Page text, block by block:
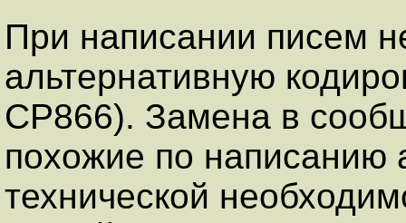
При написании писем
альтернативную
CP866). Замена в
похожие по написанию
технической